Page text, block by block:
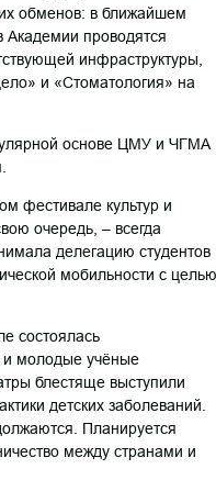
обменов: в ближайшем
Академии проводятся
инфраструктуры,
и «Стоматология» на
основе ЦМУ и ЧГМА
фестивале культур и
очередь, – всегда
делегацию студентов
мобильности с целью
состоялась
и молодые учёные
блестяще выступили
детских заболеваний.
Планируется
между странами и